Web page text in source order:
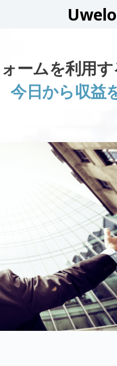
ームを利用
今日から収益